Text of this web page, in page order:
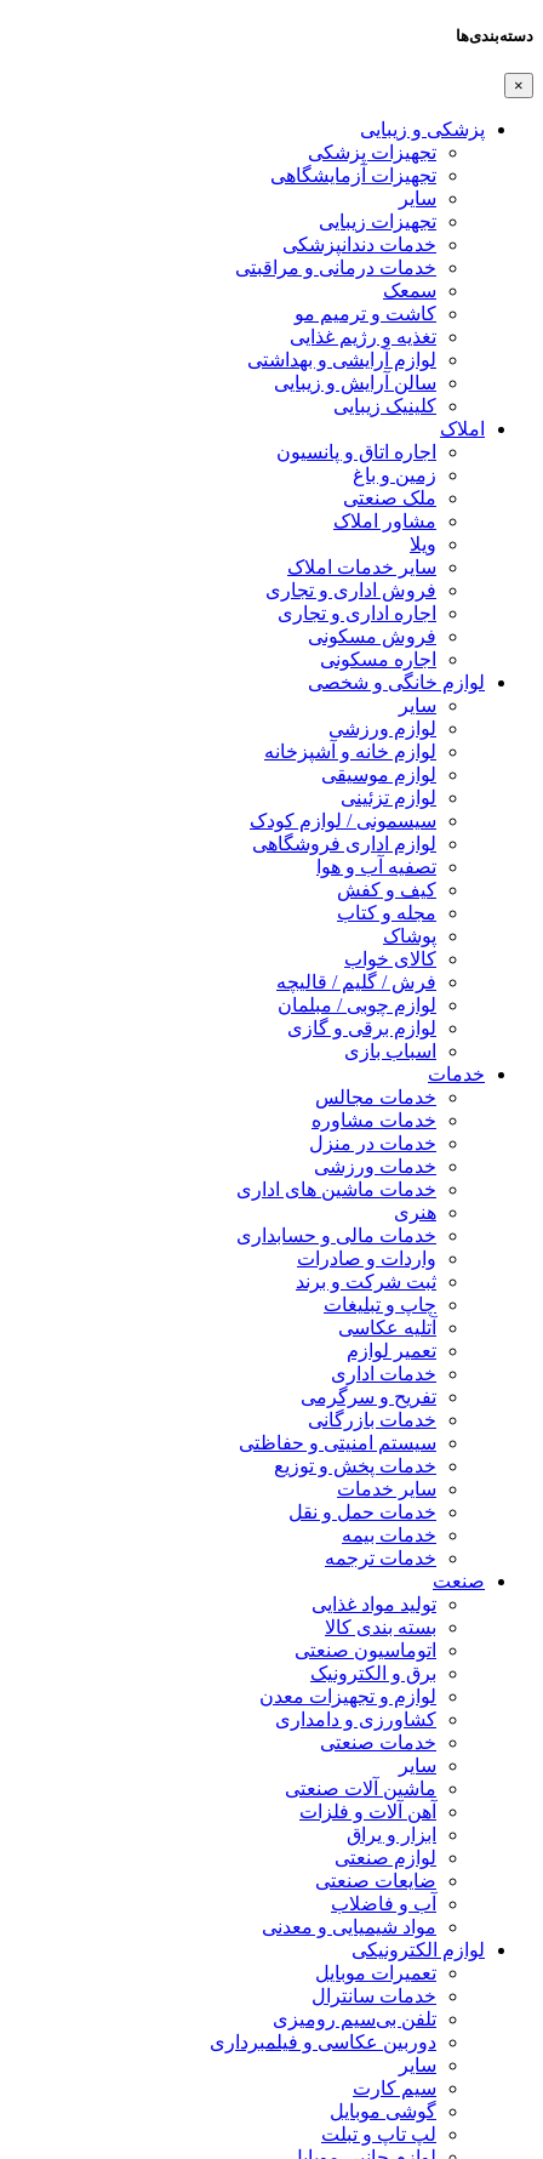
دسته‌بندی‌ها
×
پزشکی و زیبایی
تجهیزات پزشکی
تجهیزات آزمایشگاهی
سایر
تجهیزات زیبایی
خدمات دندانپزشکی
خدمات درمانی و مراقبتی
سمعک
کاشت و ترمیم مو
تغذیه و رژیم غذایی
لوازم آرایشی و بهداشتی
سالن آرایش و زیبایی
کلینیک زیبایی
املاک
اجاره اتاق و پانسیون
زمین و باغ
ملک صنعتی
مشاور املاک
ویلا
سایر خدمات املاک
فروش اداری و تجاری
اجاره اداری و تجاری
فروش مسکونی
اجاره مسکونی
لوازم خانگی و شخصی
سایر
لوازم ورزشی
لوازم خانه و آشپزخانه
لوازم موسیقی
لوازم تزئینی
سیسمونی / لوازم کودک
لوازم اداری فروشگاهی
تصفیه آب و هوا
کیف و کفش
مجله و کتاب
پوشاک
کالای خواب
فرش / گلیم / قالیچه
لوازم چوبی / مبلمان
لوازم برقی و گازی
اسباب بازی
خدمات
خدمات مجالس
خدمات مشاوره
خدمات در منزل
خدمات ورزشی
خدمات ماشین های اداری
هنری
خدمات مالی و حسابداری
واردات و صادرات
ثبت شرکت و برند
چاپ و تبلیغات
آتلیه عکاسی
تعمیر لوازم
خدمات اداری
تفریح و سرگرمی
خدمات بازرگانی
سیستم امنیتی و حفاظتی
خدمات پخش و توزیع
سایر خدمات
خدمات حمل و نقل
خدمات بیمه
خدمات ترجمه
صنعت
تولید مواد غذایی
بسته بندی کالا
اتوماسیون صنعتی
برق و الکترونیک
لوازم و تجهیزات معدن
کشاورزی و دامداری
خدمات صنعتی
سایر
ماشین آلات صنعتی
آهن آلات و فلزات
ابزار و یراق
لوازم صنعتی
ضایعات صنعتی
آب و فاضلاب
مواد شیمیایی و معدنی
لوازم الکترونیکی
تعمیرات موبایل
خدمات سانترال
تلفن بی‌سیم رومیزی
دوربین عکاسی و فیلمبرداری
سایر
سیم کارت
گوشی موبایل
لپ تاپ و تبلت